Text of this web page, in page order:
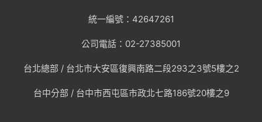
統一編號：42647261
公司電話：02-27385001
台北總部 / 台北市大安區復興南路二段293之3號5樓之2
台中分部 / 台中市西屯區市政北七路186號20樓之9